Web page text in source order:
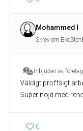
Mohammed I
Skrev om
Inbjuden av
Väldigt proffsigt
Super nöjd med
0